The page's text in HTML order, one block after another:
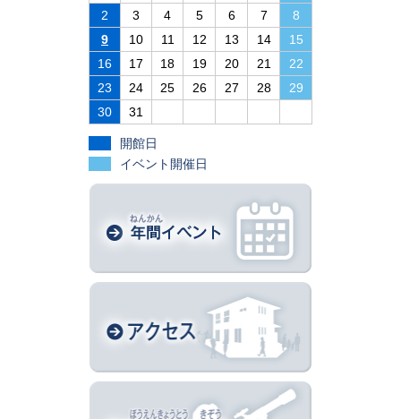
2
3 4 5 6 7
8
9
10 11 12 13 14
15
16
17 18 19 20 21
22
23
24 25 26 27 28
29
30
31
開館日
イベント開催日